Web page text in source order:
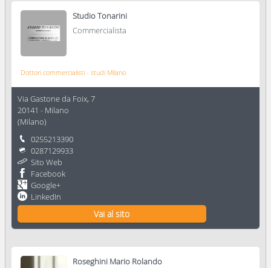
Studio Tonarini
Commercialista
Dottori commercialisti - studi Milano
Via Gastone da Foix, 7
20141 - Milano
(Milano)
0255213390
0287129933
Sito Web
Facebook
Google+
LinkedIn
Vai al sito
Roseghini Mario Rolando